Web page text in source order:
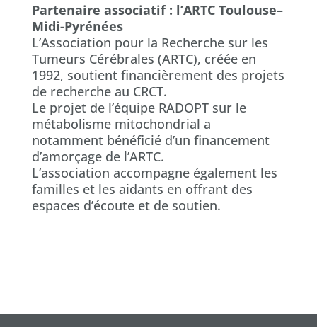
Partenaire associatif : l’ARTC Toulouse–
Midi-Pyrénées
L’Association pour la Recherche sur les
Tumeurs Cérébrales (ARTC), créée en
1992, soutient financièrement des projets
de recherche au CRCT.
Le projet de l’équipe RADOPT sur le
métabolisme mitochondrial a
notamment bénéficié d’un financement
d’amorçage de l’ARTC.
L’association accompagne également les
familles et les aidants en offrant des
espaces d’écoute et de soutien.